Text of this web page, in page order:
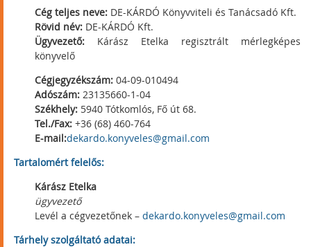
Cég teljes neve: DE-KÁRDÓ Könyvviteli és Tanácsadó Kft.
Rövid név: DE-KÁRDÓ Kft.
Ügyvezető: Kárász Etelka regisztrált mérlegképes
könyvelő
Cégjegyzékszám: 04-09-010494
Adószám: 23135660-1-04
Székhely: 5940 Tótkomlós, Fő út 68.
Tel./Fax: +36 (68) 460-764
E-mail:dekardo.konyveles@gmail.com
Tartalomért felelős:
Kárász Etelka
ügyvezető
Levél a cégvezetőnek – dekardo.konyveles@gmail.com
Tárhely szolgáltató adatai: